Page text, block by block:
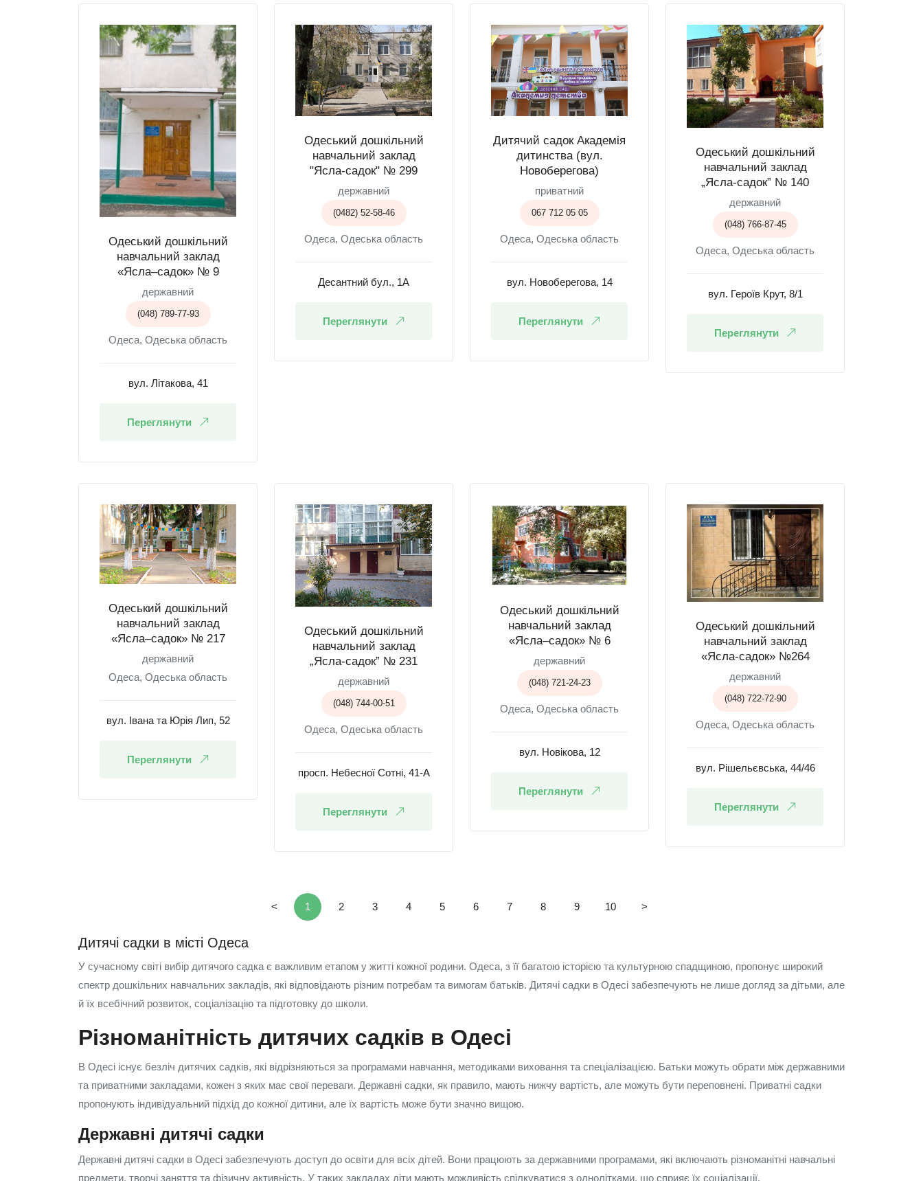
Одеський дошкільний
навчальний заклад
«Ясла–садок» № 9
державний
(048) 789-77-93
Одеса, Одеська область
вул. Літакова, 41
Переглянути
Одеський дошкільний
навчальний заклад
"Ясла-садок" № 299
державний
(0482) 52-58-46
Одеса, Одеська область
Десантний бул., 1А
Переглянути
Дитячий садок Академія
дитинства (вул.
Новоберегова)
приватний
067 712 05 05
Одеса, Одеська область
вул. Новоберегова, 14
Переглянути
Одеський дошкільний
навчальний заклад
„Ясла-садок” № 140
державний
(048) 766-87-45
Одеса, Одеська область
вул. Героїв Крут, 8/1
Переглянути
Одеський дошкільний
навчальний заклад
«Ясла–садок» № 217
державний
Одеса, Одеська область
вул. Івана та Юрія Лип, 52
Переглянути
Одеський дошкільний
навчальний заклад
„Ясла-садок” № 231
державний
(048) 744-00-51
Одеса, Одеська область
просп. Небесної Сотні, 41-А
Переглянути
Одеський дошкільний
навчальний заклад
«Ясла–садок» № 6
державний
(048) 721-24-23
Одеса, Одеська область
вул. Новікова, 12
Переглянути
Одеський дошкільний
навчальний заклад
«Ясла-садок» №264
державний
(048) 722-72-90
Одеса, Одеська область
вул. Рішельєвська, 44/46
Переглянути
< 1 2 3 4 5 6 7 8 9 10 >
Дитячі садки в місті Одеса
У сучасному світі вибір дитячого садка є важливим етапом у житті кожної родини. Одеса, з її багатою історією та культурною спадщиною, пропонує широкий
спектр дошкільних навчальних закладів, які відповідають різним потребам та вимогам батьків. Дитячі садки в Одесі забезпечують не лише догляд за дітьми, але
й їх всебічний розвиток, соціалізацію та підготовку до школи.
Різноманітність дитячих садків в Одесі
В Одесі існує безліч дитячих садків, які відрізняються за програмами навчання, методиками виховання та спеціалізацією. Батьки можуть обрати між державними
та приватними закладами, кожен з яких має свої переваги. Державні садки, як правило, мають нижчу вартість, але можуть бути переповнені. Приватні садки
пропонують індивідуальний підхід до кожної дитини, але їх вартість може бути значно вищою.
Державні дитячі садки
Державні дитячі садки в Одесі забезпечують доступ до освіти для всіх дітей. Вони працюють за державними програмами, які включають різноманітні навчальні
предмети, творчі заняття та фізичну активність. У таких закладах діти мають можливість спілкуватися з однолітками, що сприяє їх соціалізації.